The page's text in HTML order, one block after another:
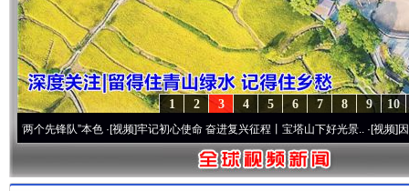
10
9
8
7
6
5
4
3
2
1
先锋队”本色·[视频]牢记初心使命 奋进复兴征程丨宝塔山下好光景..·[视频]因党而生